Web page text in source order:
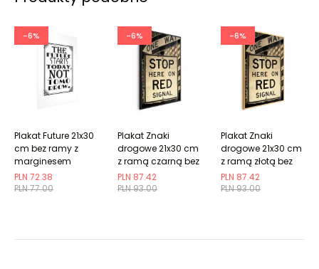
-6%
PLN 77.00
PLN 72.38
Plakat Future 21x30
cm bez ramy z
marginesem
-6%
PLN 93.00
PLN 87.42
Plakat Znaki
drogowe 21x30 cm
z ramą czarną bez
marginesu
-6%
PLN 93.00
PLN 87.42
Plakat Znaki
drogowe 21x30 cm
z ramą złotą bez
marginesu